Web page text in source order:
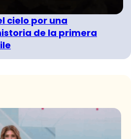
cielo por una
de la primera